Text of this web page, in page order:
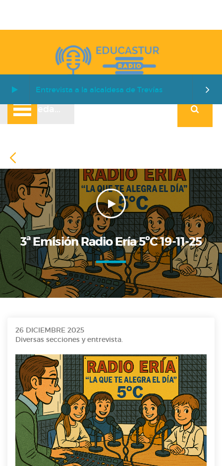
Entrevista a la alcaldesa de Trevías
3ª Emisión Radio Ería 5ºC 19-11-25
26 DICIEMBRE 2025
Diversas secciones y entrevista.